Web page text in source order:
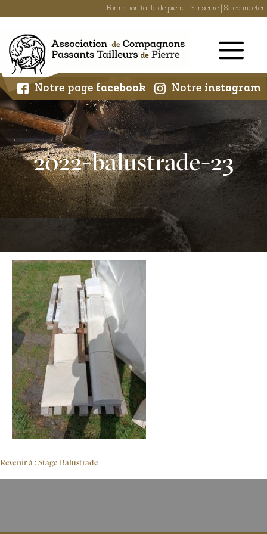
Formation taille de pierre S'inscrire Se connecter
content
Notre page facebook Notre instagram
2022-balustrade-23
Revenir à : Stage Balustrade